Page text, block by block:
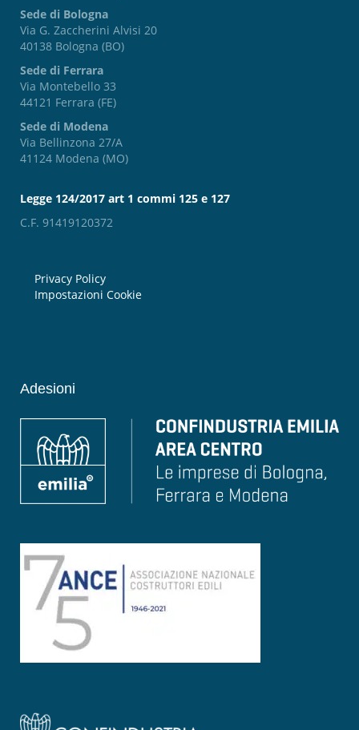
Sede di Bologna
Via G. Zaccherini Alvisi 20
40138 Bologna (BO)
Sede di Ferrara
Via Montebello 33
44121 Ferrara (FE)
Sede di Modena
Via Bellinzona 27/A
41124 Modena (MO)
Legge 124/2017 art 1 commi 125 e 127
C.F. 91419120372
Privacy Policy
Impostazioni Cookie
Adesioni